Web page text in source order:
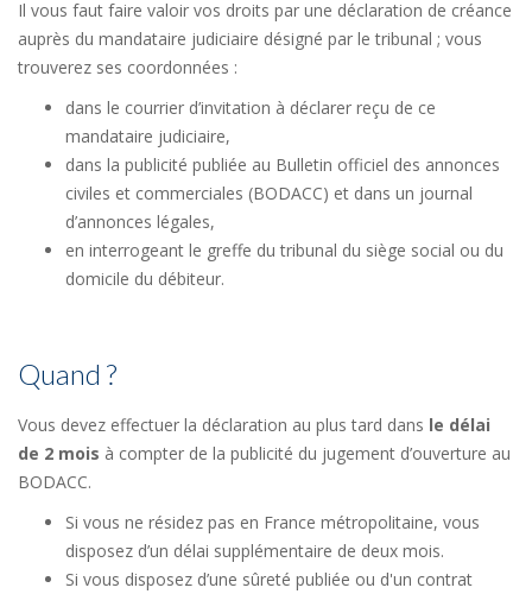
Il vous faut faire valoir vos droits par une déclaration de créance
auprès du mandataire judiciaire désigné par le tribunal ; vous
trouverez ses coordonnées :
dans le courrier d’invitation à déclarer reçu de ce
mandataire judiciaire,
dans la publicité publiée au Bulletin officiel des annonces
civiles et commerciales (BODACC) et dans un journal
d’annonces légales,
en interrogeant le greffe du tribunal du siège social ou du
domicile du débiteur.
Quand ?
Vous devez effectuer la déclaration au plus tard dans le délai
de 2 mois à compter de la publicité du jugement d’ouverture au
BODACC.
Si vous ne résidez pas en France métropolitaine, vous
disposez d’un délai supplémentaire de deux mois.
Si vous disposez d’une sûreté publiée ou d'un contrat